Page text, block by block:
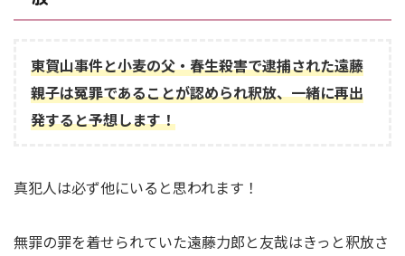
東賀山事件と小麦の父・春生殺害で逮捕された遠藤
親子は冤罪であることが認められ釈放、一緒に再出
発すると予想します！
真犯人は必ず他にいると思われます！
無罪の罪を着せられていた遠藤力郎と友哉はきっと釈放さ